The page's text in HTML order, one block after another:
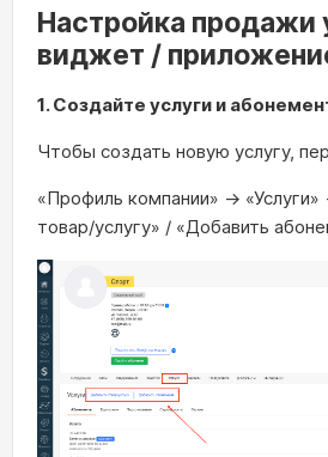
Настройка продажи
виджет /
1. Создайте услуги и
Чтобы создать новую услугу,
«Профиль компании» →
товар/услугу» / «Добавить